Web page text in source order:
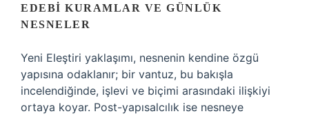
EDEBI KURAMLAR VE GÜNLÜK
NESNELER
Yeni Eleştiri yaklaşımı, nesnenin kendine özgü
yapısına odaklanır; bir vantuz, bu bakışla
incelendiğinde, işlevi ve biçimi arasındaki ilişkiyi
ortaya koyar. Post-yapısalcılık ise nesneye